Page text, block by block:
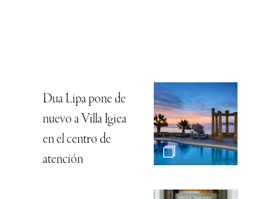
Dua Lipa pone de
nuevo a Villa Igiea
en el centro de
atención